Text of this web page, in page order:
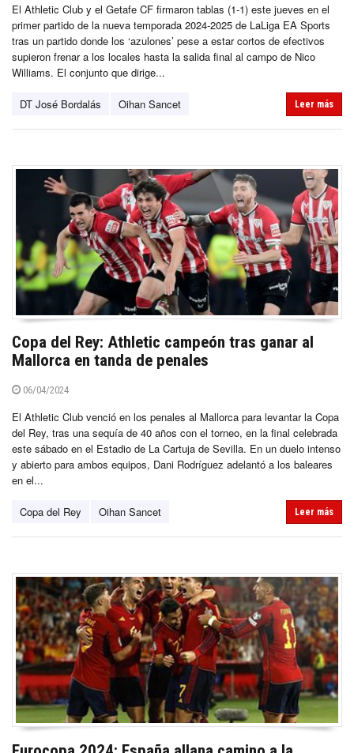
El Athletic Club y el Getafe CF firmaron tablas (1-1) este jueves en el
primer partido de la nueva temporada 2024-2025 de LaLiga EA Sports
tras un partido donde los ‘azulones’ pese a estar cortos de efectivos
supieron frenar a los locales hasta la salida final al campo de Nico
Williams. El conjunto que dirige...
DT José Bordalás Oihan Sancet Leer más
Copa del Rey: Athletic campeón tras ganar al
Mallorca en tanda de penales
06/04/2024
El Athletic Club venció en los penales al Mallorca para levantar la Copa
del Rey, tras una sequía de 40 años con el torneo, en la final celebrada
este sábado en el Estadio de La Cartuja de Sevilla. En un duelo intenso
y abierto para ambos equipos, Dani Rodríguez adelantó a los baleares
en el...
Copa del Rey Oihan Sancet Leer más